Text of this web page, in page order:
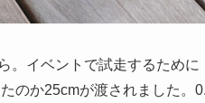
。イベントで試走するために
のか25cmが渡されました。